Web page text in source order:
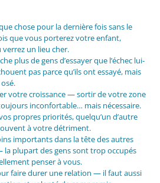
chose pour la dernière fois sans le
que vous porterez votre enfant,
un lieu cher.
plus de gens d’essayer que l’échec lui-
pas parce qu’ils ont essayé, mais
votre croissance — sortir de votre zone
inconfortable… mais nécessaire.
propres priorités, quelqu’un d’autre
à votre détriment.
importants dans la tête des autres
la plupart des gens sont trop occupés
penser à vous.
faire durer une relation — il faut aussi